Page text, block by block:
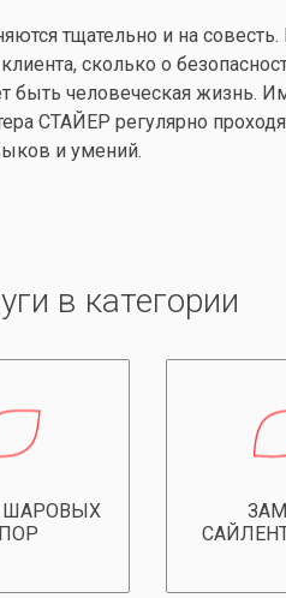
тщательно и на
сколько о
быть человеческая
СТАЙЕР регулярно
и умений.
в категории
ШАРОВЫХ